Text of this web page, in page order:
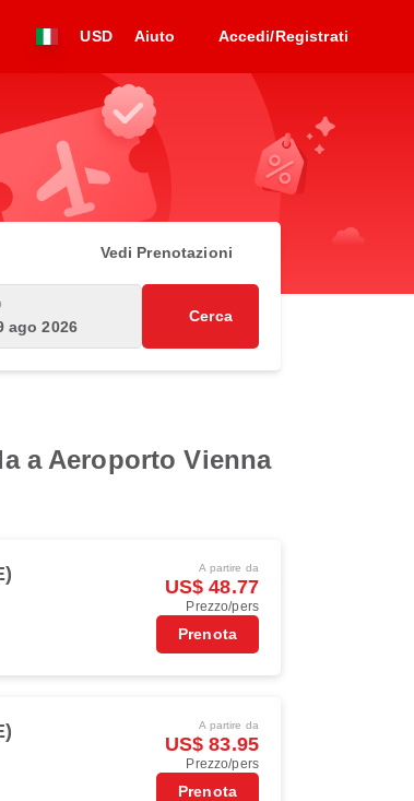
USD Aiuto Accedi/Registrati
Vedi Prenotazioni
ago 2026
Cerca
a Aeroporto Vienna
A partire da
US$ 48.77
Prezzo/pers
Prenota
A partire da
US$ 83.95
Prezzo/pers
Prenota